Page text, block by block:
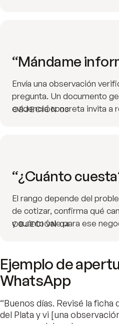
OBJECIÓN 03
“Mándame
Envía una observación
pregunta. Un documento
evidencia concreta invita a
OBJECIÓN 04
“¿Cuánto
El rango depende del
de cotizar, confirma qué
y cuánto vale para ese
Ejemplo de
WhatsApp
“Buenos días. Revisé la
del Plata y vi [una